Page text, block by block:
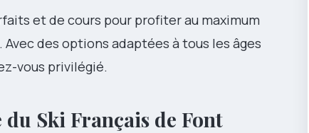
et de cours pour profiter au maximum
des options adaptées à tous les âges
vous privilégié.
du Ski Français de Font